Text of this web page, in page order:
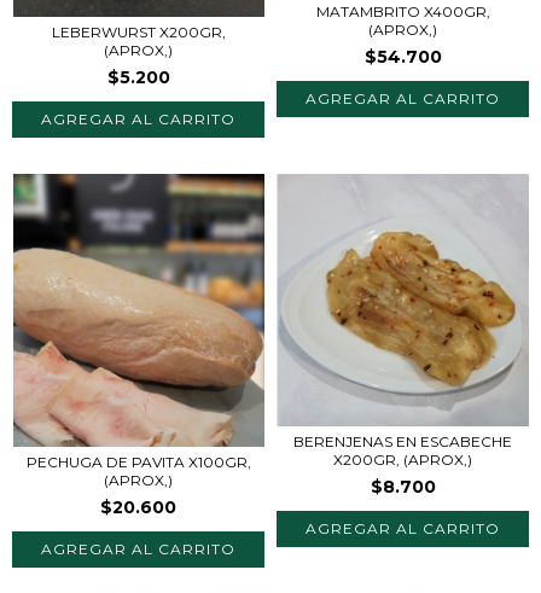
LEBERWURST X200GR,
(APROX,)
$5.200
MATAMBRITO X400GR,
(APROX,)
$54.700
PECHUGA DE PAVITA X100GR,
(APROX,)
$20.600
BERENJENAS EN ESCABECHE
X200GR, (APROX,)
$8.700